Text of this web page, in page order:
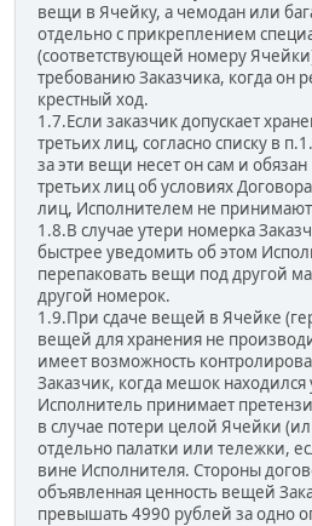
вещи в Ячейку, а чемодан или
отдельно с прикреплением
(соответствующей номеру
требованию Заказчика, когда он
крестный ход.
1.7.Если заказчик допускает
третьих лиц, согласно списку в
за эти вещи несет он сам и
третьих лиц об условиях
лиц, Исполнителем не
1.8.В случае утери номерка
быстрее уведомить об этом
перепаковать вещи под другой
другой номерок.
1.9.При сдаче вещей в Ячейке
вещей для хранения не
имеет возможность
Заказчик, когда мешок находился
Исполнитель принимает
в случае потери целой Ячейки
отдельно палатки или тележки,
вине Исполнителя. Стороны
объявленная ценность вещей
превышать 4990 рублей за одно